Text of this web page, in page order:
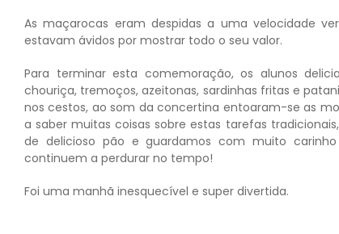
As maçarocas eram despidas a uma velocidade
estavam ávidos por mostrar todo o seu valor.
Para terminar esta comemoração, os alunos
chouriça, tremoços, azeitonas, sardinhas fritas e
nos cestos, ao som da concertina entoaram-se as
a saber muitas coisas sobre estas tarefas
de delicioso pão e guardamos com muito
continuem a perdurar no tempo!
Foi uma manhã inesquecível e super divertida.